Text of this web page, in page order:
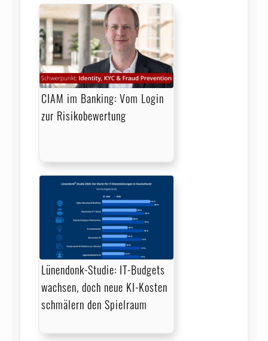
CIAM im Banking: Vom Login
zur Risikobewertung
Lünendonk-Studie: IT-Budgets
wachsen, doch neue KI-Kosten
schmälern den Spielraum